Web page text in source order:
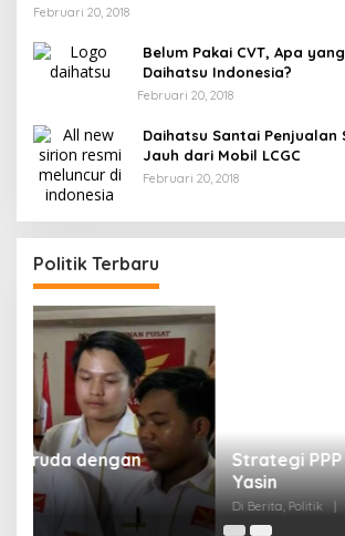
Februari 20, 2018
Belum Pakai CVT, Apa
Daihatsu Indonesia?
Februari 20, 2018
Daihatsu Santai Penjualan
Jauh dari Mobil LCGC
Februari 20, 2018
Politik Terbaru
Strategi PPP Menangkan Duet
Yasin
Di Berita, Politik Februari 19, 2018